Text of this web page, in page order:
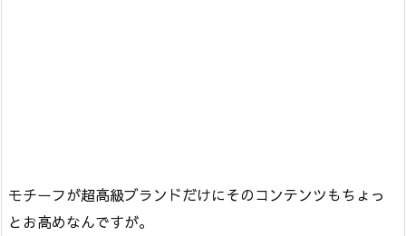
モチーフが超高級ブランドだけにそのコンテンツもちょっ
とお高めなんですが。